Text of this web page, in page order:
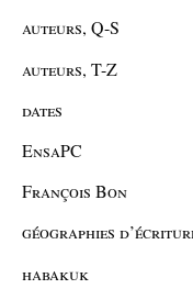
auteurs, Q-S
auteurs, T-Z
dates
EnsaPC
François Bon
géographies
habakuk